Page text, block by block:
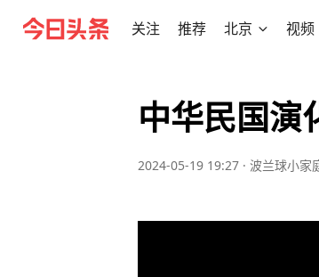
关注 推荐 北京 视频
中华民国演
2024-05-19 19:27 · 波兰球小家